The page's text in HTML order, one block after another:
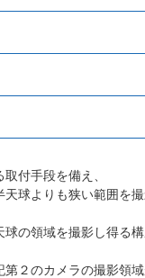
付手段を備え、
球よりも狭い範囲を
の領域を撮影し得る
２のカメラの撮影領